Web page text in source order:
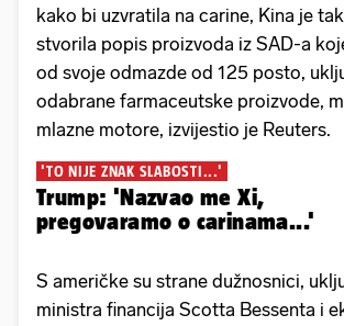
kako bi uzvratila na carine, Kina je
stvorila popis proizvoda iz SAD-a
od svoje odmazde od 125 posto,
odabrane farmaceutske proizvode,
mlazne motore, izvijestio je Reuters.
'TO NIJE ZNAK SLABOSTI...'
Trump: 'Nazvao me Xi,
pregovaramo o carinama...'
S američke su strane dužnosnici,
ministra financija Scotta Bessenta i